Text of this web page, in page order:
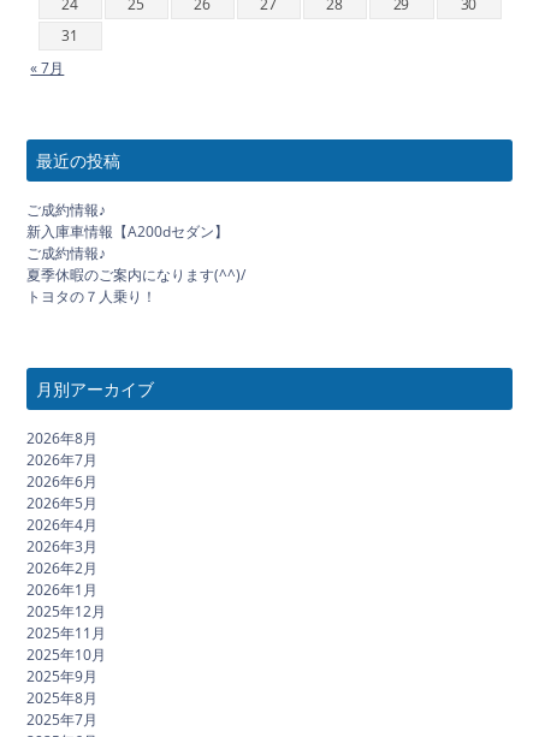
24 25 26 27 28 29
30
31
« 7月
最近の投稿
ご成約情報♪
新入庫車情報【A200dセダン】
ご成約情報♪
夏季休暇のご案内になります(^^)/
トヨタの７人乗り！
月別アーカイブ
2026年8月
2026年7月
2026年6月
2026年5月
2026年4月
2026年3月
2026年2月
2026年1月
2025年12月
2025年11月
2025年10月
2025年9月
2025年8月
2025年7月